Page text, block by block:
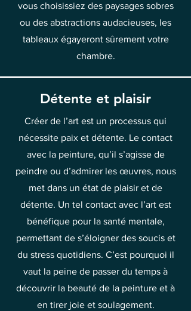
vous choisissiez des paysages sobres
ou des abstractions audacieuses, les
tableaux égayeront sûrement votre
chambre.
Détente et plaisir
Créer de l’art est un processus qui
nécessite paix et détente. Le contact
avec la peinture, qu’il s’agisse de
peindre ou d’admirer les œuvres, nous
met dans un état de plaisir et de
détente. Un tel contact avec l’art est
bénéfique pour la santé mentale,
permettant de s’éloigner des soucis et
du stress quotidiens. C’est pourquoi il
vaut la peine de passer du temps à
découvrir la beauté de la peinture et à
en tirer joie et soulagement.